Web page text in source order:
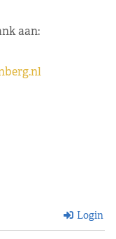
aan:
Login